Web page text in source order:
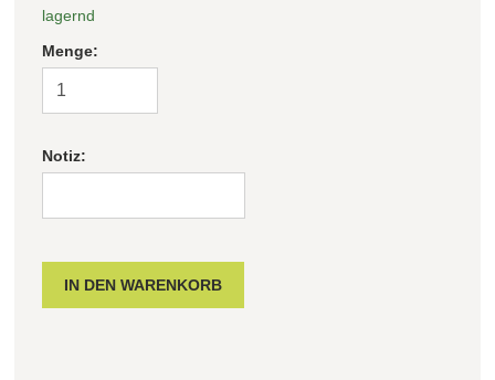
lagernd
Menge:
Notiz: